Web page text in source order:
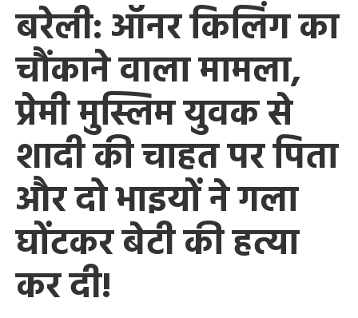
बरेली: ऑनर किलिंग का
चौंकाने वाला मामला,
प्रेमी मुस्लिम युवक से
शादी की चाहत पर पिता
और दो भाइयों ने गला
घोंटकर बेटी की हत्या
कर दी!